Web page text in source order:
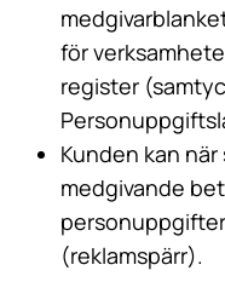
för
register
Kunden kan
medgivande
(reklamspärr).